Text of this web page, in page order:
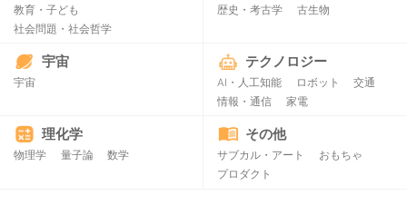
教育・子ども
社会問題・社会哲学
歴史・考古学 古生物
宇宙
宇宙
テクノロジー
AI・人工知能 ロボット
交通
情報・通信
家電
理化学
物理学 量子論 数学
その他
サブカル・アート
おもちゃ
プロダクト